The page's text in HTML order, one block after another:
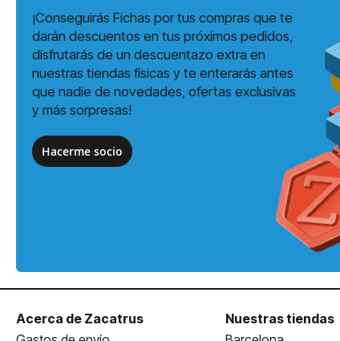
¡Conseguirás Fichas por tus compras que te
darán descuentos en tus próximos pedidos,
disfrutarás de un descuentazo extra en
nuestras tiendas físicas y te enterarás antes
que nadie de novedades, ofertas exclusivas
y más sorpresas!
Hacerme socio
Acerca de Zacatrus
Nuestras tiendas